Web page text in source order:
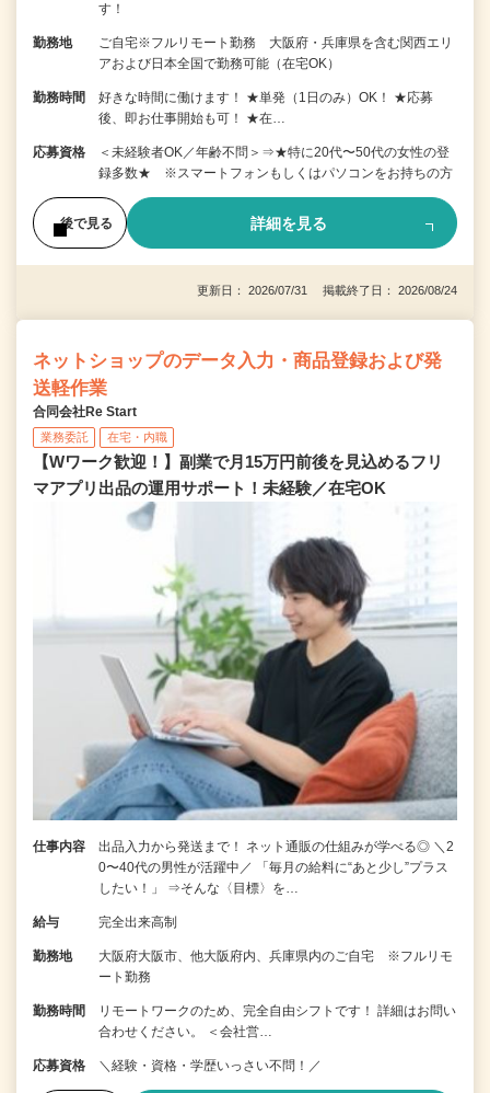
す！
勤務地
ご自宅※フルリモート勤務 大阪府・兵庫県を含む関西エリ
アおよび日本全国で勤務可能（在宅OK）
勤務時間
好きな時間に働けます！ ★単発（1日のみ）OK！ ★応募
後、即お仕事開始も可！ ★在…
応募資格
＜未経験者OK／年齢不問＞⇒★特に20代〜50代の女性の登
録多数★ ※スマートフォンもしくはパソコンをお持ちの方
後で見る 詳細を見る
更新日： 2026/07/31 掲載終了日： 2026/08/24
ネットショップのデータ入力・商品登録および発
送軽作業
合同会社Re Start
業務委託 在宅・内職
【Wワーク歓迎！】副業で月15万円前後を見込めるフリ
マアプリ出品の運用サポート！未経験／在宅OK
仕事内容
出品入力から発送まで！ ネット通販の仕組みが学べる◎ ＼2
0〜40代の男性が活躍中／ 「毎月の給料に“あと少し”プラス
したい！」 ⇒そんな〈目標〉を…
給与 完全出来高制
勤務地
大阪府大阪市、他大阪府内、兵庫県内のご自宅 ※フルリモ
ート勤務
勤務時間
リモートワークのため、完全自由シフトです！ 詳細はお問い
合わせください。 ＜会社営…
応募資格 ＼経験・資格・学歴いっさい不問！／